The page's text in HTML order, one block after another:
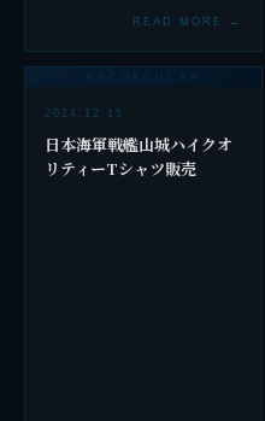
READ MORE →
2024.12.15
日本海軍戦艦山城ハイクオ
リティーTシャツ販売